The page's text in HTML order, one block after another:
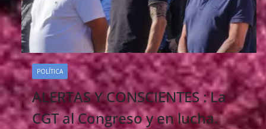
POLÍTICA
ALERTAS Y CONSCIENTES : La
CGT al Congreso y en lucha.